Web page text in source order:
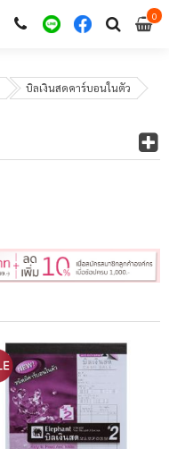
00
บิลเงินสดคาร์บอนในตัว